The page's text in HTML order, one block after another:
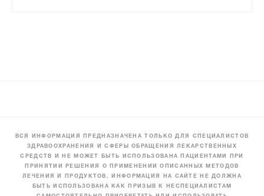
ВСЯ ИНФОРМАЦИЯ ПРЕДНАЗНАЧЕНА ТОЛЬКО ДЛЯ СПЕЦИАЛИСТОВ
ЗДРАВООХРАНЕНИЯ И СФЕРЫ ОБРАЩЕНИЯ ЛЕКАРСТВЕННЫХ
СРЕДСТВ И НЕ МОЖЕТ БЫТЬ ИСПОЛЬЗОВАНА ПАЦИЕНТАМИ ПРИ
ПРИНЯТИИ РЕШЕНИЯ О ПРИМЕНЕНИИ ОПИСАННЫХ МЕТОДОВ
ЛЕЧЕНИЯ И ПРОДУКТОВ. ИНФОРМАЦИЯ НА САЙТЕ НЕ ДОЛЖНА
БЫТЬ ИСПОЛЬЗОВАНА КАК ПРИЗЫВ К НЕСПЕЦИАЛИСТАМ